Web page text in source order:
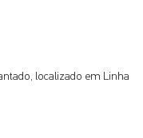
localizado em Linha